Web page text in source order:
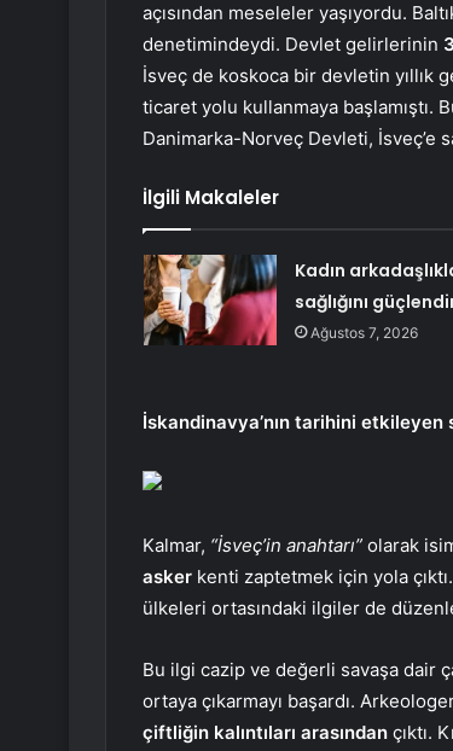
açısından meseleler yaşıyordu.
denetimindeydi. Devlet gelirlerinin
İsveç de koskoca bir devletin yıllık
ticaret yolu kullanmaya başlamıştı.
Danimarka-Norveç Devleti, İsveç’e
İlgili Makaleler
Kadın
sağlığını
Ağustos 7, 2026
İskandinavya’nın tarihini
Kalmar, “İsveç’in anahtarı” olarak
asker kenti zaptetmek için yola
ülkeleri ortasındaki ilgiler de
Bu ilgi cazip ve değerli savaşa dair
ortaya çıkarmayı başardı.
çiftliğin kalıntıları arasından çıktı.